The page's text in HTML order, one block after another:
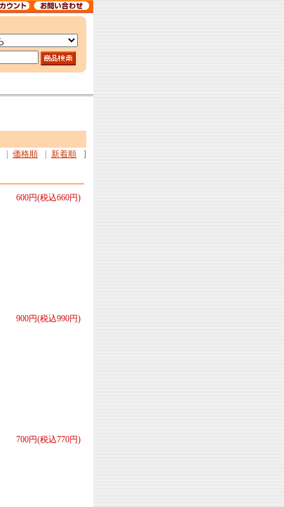
価格順 新着順
]
600円(税込660円)
900円(税込990円)
700円(税込770円)